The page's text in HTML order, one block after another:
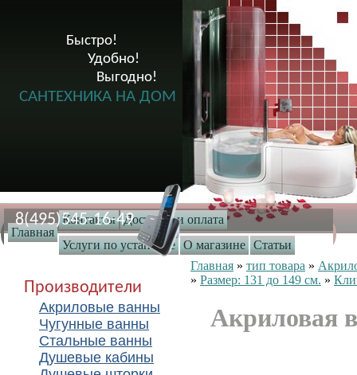
Главная
Контакты Доставка и оплата
Услуги по установке О магазине Статьи
Быстро!
              Удобно!
                      Выгодно!
САНТЕХНИКА НА ДОМ
8(495)545-16-49
Производители
Акриловые ванны
Чугунные ванны
Стальные ванны
Душевые кабины
Главная » тип товара »
» Размер: 131 до 149 см. »
Акриловая